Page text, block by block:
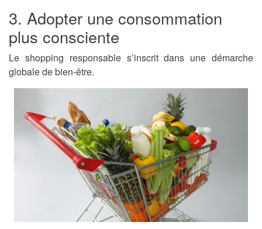
3. Adopter une consommation
plus consciente
Le shopping responsable s’inscrit dans une démarche
globale de bien-être.